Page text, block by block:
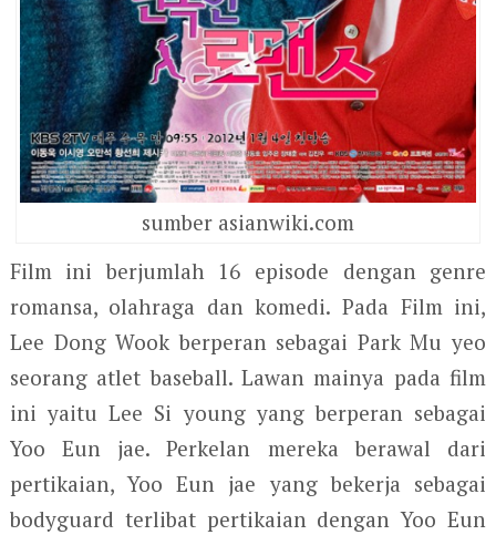
sumber asianwiki.com
Film ini berjumlah 16 episode dengan genre
romansa, olahraga dan komedi. Pada Film ini,
Lee Dong Wook berperan sebagai Park Mu yeo
seorang atlet baseball. Lawan mainya pada film
ini yaitu Lee Si young yang berperan sebagai
Yoo Eun jae. Perkelan mereka berawal dari
pertikaian, Yoo Eun jae yang bekerja sebagai
bodyguard terlibat pertikaian dengan Yoo Eun